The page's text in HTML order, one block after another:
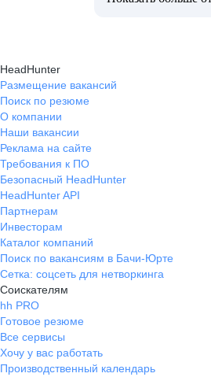
HeadHunter
Размещение вакансий
Поиск по резюме
О компании
Наши вакансии
Реклама на сайте
Требования к ПО
Безопасный HeadHunter
HeadHunter API
Партнерам
Инвесторам
Каталог компаний
Поиск по вакансиям в Бачи-Юрте
Сетка: соцсеть для нетворкинга
Соискателям
hh PRO
Готовое резюме
Все сервисы
Хочу у вас работать
Производственный календарь